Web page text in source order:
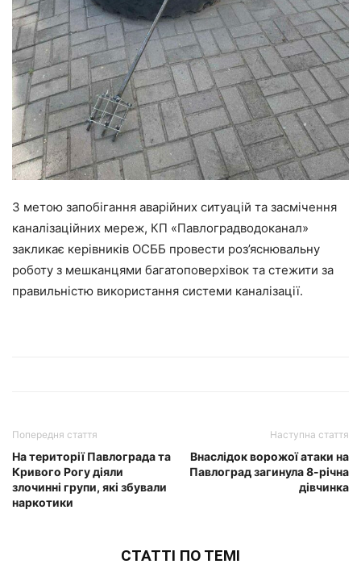
З метою запобігання аварійних ситуацій та засмічення
каналізаційних мереж, КП «Павлоградводоканал»
закликає керівників ОСББ провести роз’яснювальну
роботу з мешканцями багатоповерхівок та стежити за
правильністю використання системи каналізації.
Попередня стаття
На території Павлограда та
Кривого Рогу діяли
злочинні групи, які збували
наркотики
Наступна стаття
Внаслідок ворожої атаки на
Павлоград загинула 8-річна
дівчинка
СТАТТІ ПО ТЕМІ